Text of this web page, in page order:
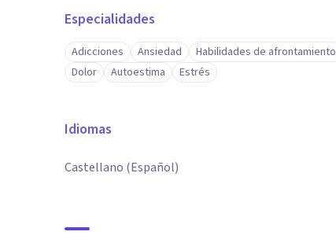
Especialidades
Adicciones Ansiedad Habilidades de afrontamiento
Dolor
Autoestima Estrés
Idiomas
Castellano (Español)